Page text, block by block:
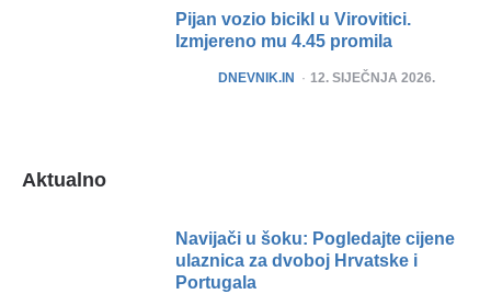
Pijan vozio bicikl u Virovitici.
Izmjereno mu 4.45 promila
POSTED
DNEVNIK.IN 12. SIJEČNJA 2026.
Aktualno
Navijači u šoku: Pogledajte cijene
ulaznica za dvoboj Hrvatske i
Portugala